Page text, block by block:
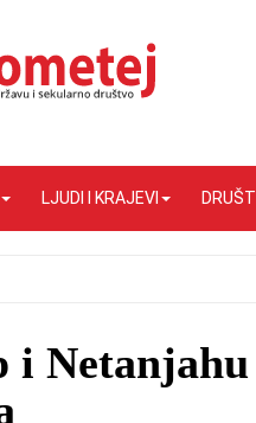
LJUDI I KRAJEVI
i